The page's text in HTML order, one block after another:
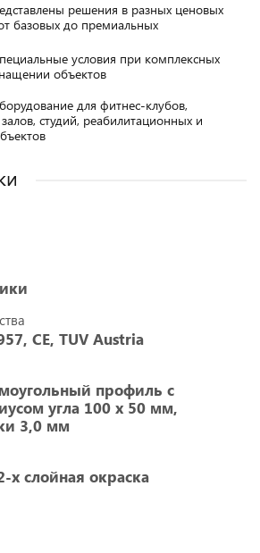
решения в разных ценовых
базовых до премиальных
условия при комплексных
объектов
для фитнес-клубов,
студий, реабилитационных и
CE, TUV Austria
профиль с
угла 100 х 50 мм,
3,0 мм
слойная окраска